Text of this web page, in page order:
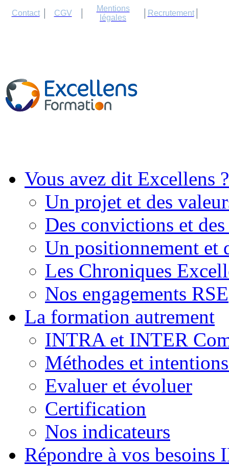
Contact CGV
Mentions
légales
Recrutement
Vous avez dit Excellens ?
Un projet et des
Des convictions et des
Un positionnement et
Les Chroniques
Nos engagements RSE
La formation autrement
INTRA et INTER
Méthodes et
Evaluer et évoluer
Certification
Nos indicateurs
Répondre à vos besoins